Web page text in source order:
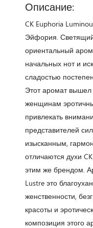
Описание:
CK Euphoria
Эйфория.
ориентальный
начальных нот и
сладостью
Этот аромат вышел
женщинам
привлекать
представителей
изысканным,
отличаются духи
этим же брендом.
Lustre это
женственности,
красоты и
композиция этого